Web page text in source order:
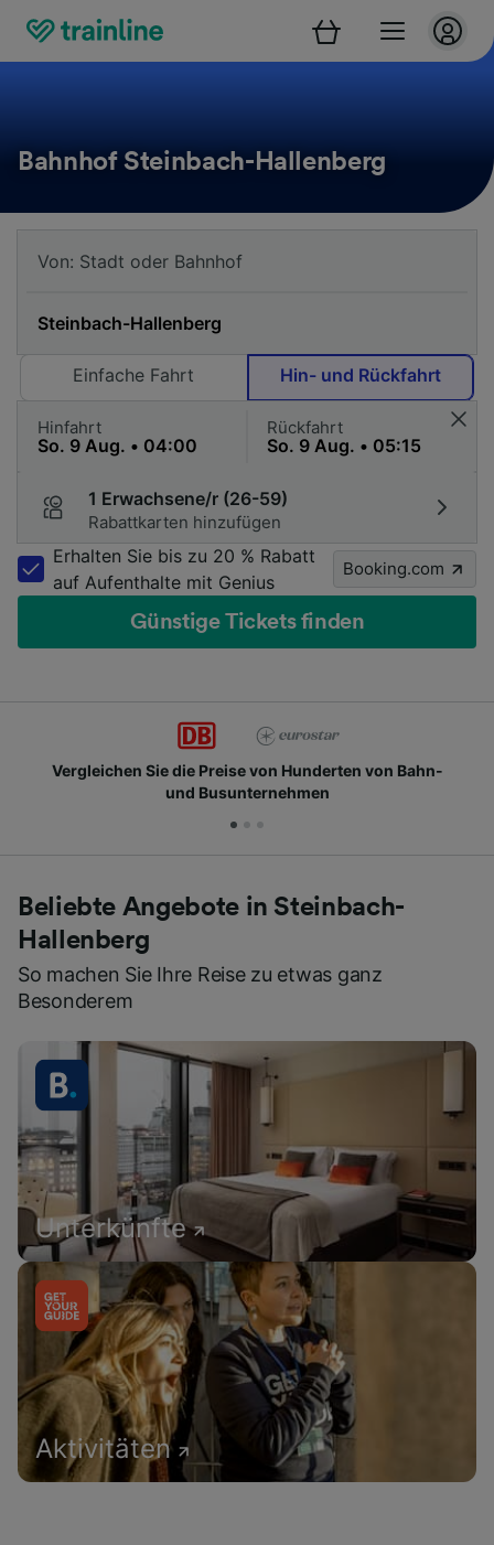
Bahnhof Steinbach-Hallenberg
Einfache Fahrt Hin- und Rückfahrt
Hinfahrt Rückfahrt
1 Erwachsene/r (26-59)
Rabattkarten hinzufügen
Erhalten Sie bis zu 20 % Rabatt
auf Aufenthalte mit Genius
Booking.com
Günstige Tickets finden
von Hunderten von Bahn-
Schließen Sie
Beliebte Angebote in Steinbach-
Hallenberg
So machen Sie Ihre Reise zu etwas ganz
Besonderem
Unterkünfte
Aktivitäten